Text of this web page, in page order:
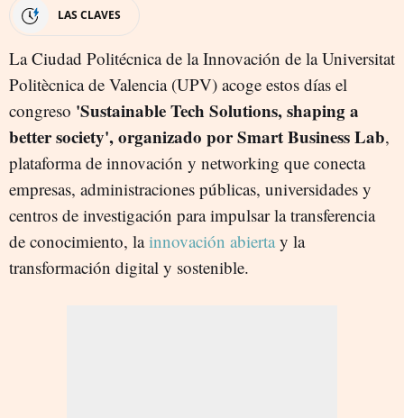
LAS CLAVES
La Ciudad Politécnica de la Innovación de la Universitat
Politècnica de Valencia (UPV) acoge estos días el
congreso 'Sustainable Tech Solutions, shaping a
better society', organizado por Smart Business Lab,
plataforma de innovación y networking que conecta
empresas, administraciones públicas, universidades y
centros de investigación para impulsar la transferencia
de conocimiento, lainnovación abierta y la
transformación digital y sostenible.